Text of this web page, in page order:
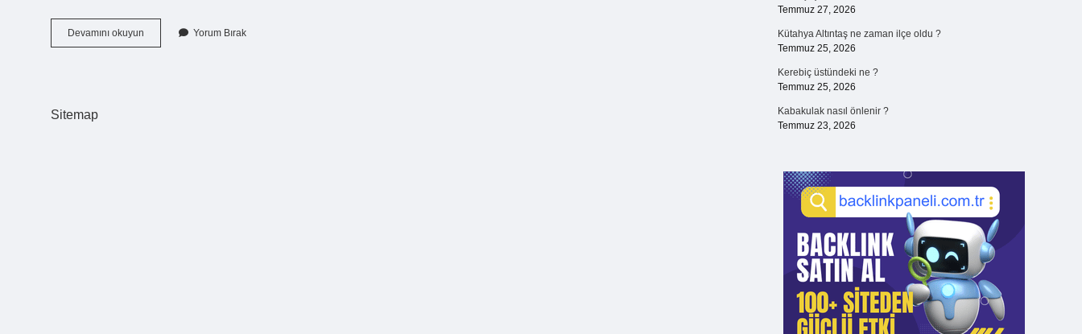
Devamını okuyun
Balığının
Yorum Bırak
Sitemap
Temmuz 27, 2026
Kütahya Altıntaş ne zaman ilçe oldu ?
Temmuz 25, 2026
Kerebiç üstündeki ne ?
Temmuz 25, 2026
Kabakulak nasıl önlenir ?
Temmuz 23, 2026